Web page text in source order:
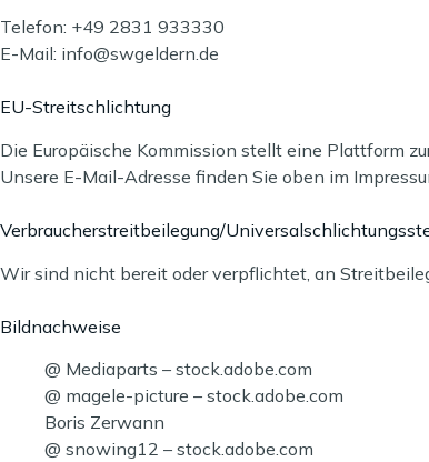
Telefon: +49 2831 933330
E-Mail: info@swgeldern.de
EU-Streitschlichtung
Die Europäische Kommission stellt eine Plattform
Unsere E-Mail-Adresse finden Sie oben im
Verbraucherstreitbeilegung/
Wir sind nicht bereit oder verpflichtet, an
Bildnachweise
@ Mediaparts – stock.adobe.com
@ magele-picture – stock.adobe.com
Boris Zerwann
@ snowing12 – stock.adobe.com